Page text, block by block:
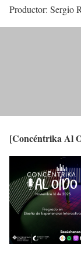
Productor: Sergio
[Concéntrika Al